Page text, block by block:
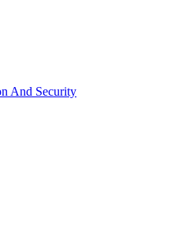
And Security